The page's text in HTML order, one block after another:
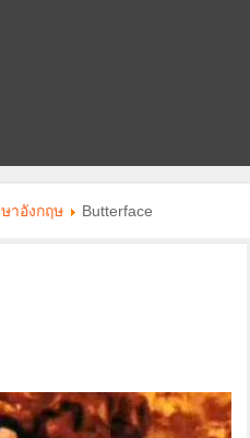
าอังกฤษ Butterface